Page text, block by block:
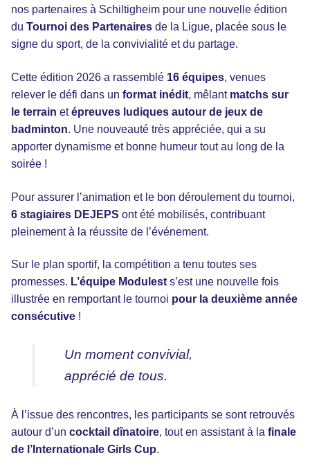
nos partenaires à Schiltigheim pour une nouvelle édition
du Tournoi des Partenaires de la Ligue, placée sous le
signe du sport, de la convivialité et du partage.
Cette édition 2026 a rassemblé 16 équipes, venues
relever le défi dans un format inédit, mêlant matchs sur
le terrain etépreuves ludiques autour de jeux de
badminton. Une nouveauté très appréciée, qui a su
apporter dynamisme et bonne humeur tout au long de la
soirée !
Pour assurer l’animation et le bon déroulement du tournoi,
6 stagiaires DEJEPS ont été mobilisés, contribuant
pleinement à la réussite de l’événement.
Sur le plan sportif, la compétition a tenu toutes ses
promesses. L’équipe Modulest s’est une nouvelle fois
illustrée en remportant le tournoi pour la deuxième année
consécutive !
Un moment convivial,
apprécié de tous.
À l’issue des rencontres, les participants se sont retrouvés
autour d’un cocktail dînatoire, tout en assistant à la finale
de l’Internationale Girls Cup.